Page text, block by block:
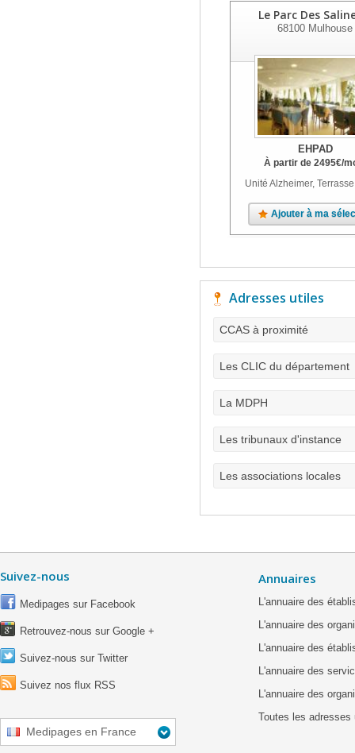
Le Parc Des
68100 Mulhouse
EHPAD
À partir de 2495€/
Unité Alzheimer,
Ajouter à ma
Adresses utiles
CCAS à proximité
Les CLIC du département
La MDPH
Les tribunaux d'instance
Les associations locales
Suivez-nous
Medipages sur Facebook
Retrouvez-nous sur Google +
Suivez-nous sur Twitter
Suivez nos flux RSS
Medipages en France
Annuaires
L'annuaire des
L'annuaire des
L'annuaire des
L'annuaire des
L'annuaire des
Toutes les adresses